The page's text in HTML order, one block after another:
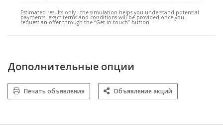
Estimated results only : the simulation helps you understand potential
payments; exact terms and conditions will be provided once you
request an offer through the “Get in touch” button
Дополнительные опции
Печать объявления Объявление акций